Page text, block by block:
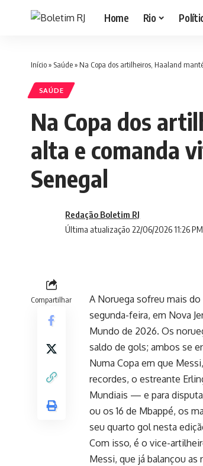
Home Rio
Início» Saúde» Na Copa dos artilheiros, Haaland
SAÚDE
Na Copa dos
alta e comanda
Senegal
Última atualização 22/06/2026 11:26 PM
Redação Boletim RJ
Compartilhar
A Noruega sofreu mais
segunda-feira, em Nova
Mundo de 2026. Os
saldo de gols; ambos se
Numa Copa em que
recordes, o estreante
Mundiais — e para
ou os 16 de Mbappé, os
seu quarto gol nesta
Com isso, é o vice-
Messi, que já balançou